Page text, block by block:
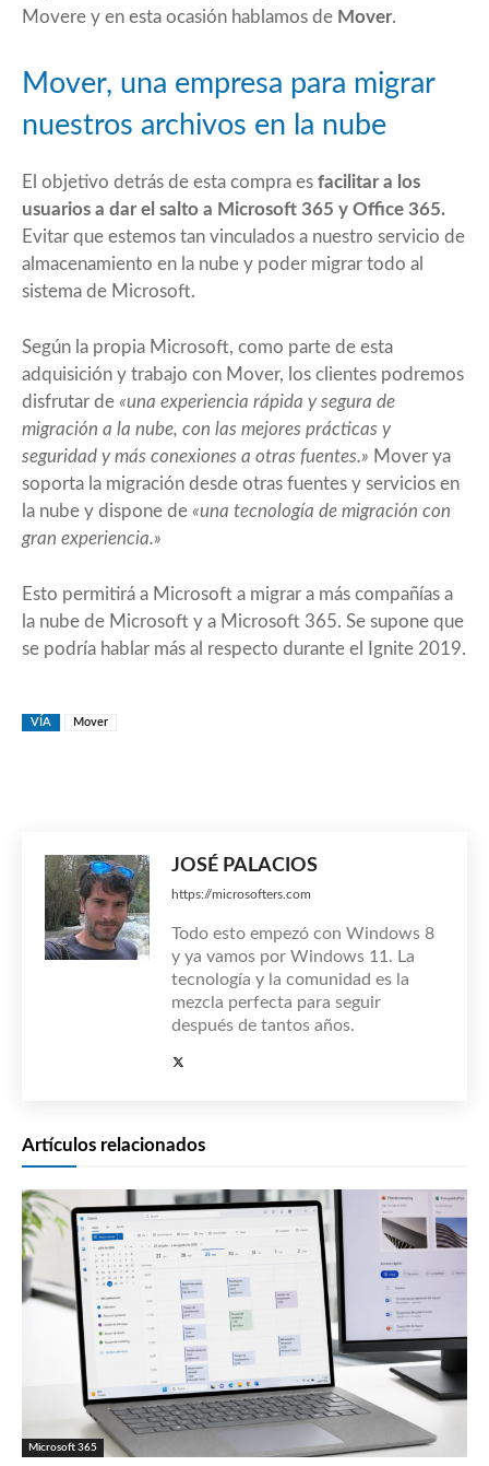
Movere y en esta ocasión hablamos de Mover.
Mover, una empresa para migrar
nuestros archivos en la nube
El objetivo detrás de esta compra es facilitar a los
usuarios a dar el salto a Microsoft 365 y Office 365.
Evitar que estemos tan vinculados a nuestro servicio de
almacenamiento en la nube y poder migrar todo al
sistema de Microsoft.
Según la propia Microsoft, como parte de esta
adquisición y trabajo con Mover, los clientes podremos
disfrutar de «una experiencia rápida y segura de
migración a la nube, con las mejores prácticas y
seguridad y más conexiones a otras fuentes.» Mover ya
soporta la migración desde otras fuentes y servicios en
la nube y dispone de «una tecnología de migración con
gran experiencia.»
Esto permitirá a Microsoft a migrar a más compañías a
la nube de Microsoft y a Microsoft 365. Se supone que
se podría hablar más al respecto durante el Ignite 2019.
VÍA Mover
JOSÉ PALACIOS
https://microsofters.com
Todo esto empezó con Windows 8
y ya vamos por Windows 11. La
tecnología y la comunidad es la
mezcla perfecta para seguir
después de tantos años.
Artículos relacionados
Microsoft 365